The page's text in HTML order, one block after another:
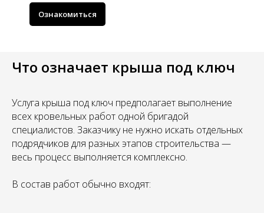
Ознакомиться
Что означает крыша под ключ
Услуга крыша под ключ предполагает выполнение
всех кровельных работ одной бригадой
специалистов. Заказчику не нужно искать отдельных
подрядчиков для разных этапов строительства —
весь процесс выполняется комплексно.
В состав работ обычно входят: